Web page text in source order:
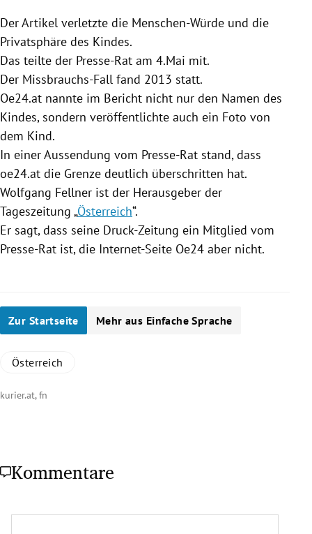
Der Artikel verletzte die Menschen-Würde und die
Privatsphäre des Kindes.
Das teilte der Presse-Rat am 4.Mai mit.
Der Missbrauchs-Fall fand 2013 statt.
Oe24.at nannte im Bericht nicht nur den Namen des
Kindes, sondern veröffentlichte auch ein Foto von
dem Kind.
In einer Aussendung vom Presse-Rat stand, dass
oe24.at die Grenze deutlich überschritten hat.
Wolfgang Fellner ist der Herausgeber der
Tageszeitung „Österreich“.
Er sagt, dass seine Druck-Zeitung ein Mitglied vom
Presse-Rat ist, die Internet-Seite Oe24 aber nicht.
Zur Startseite Mehr aus Einfache Sprache
Österreich
kurier.at, fn
Kommentare